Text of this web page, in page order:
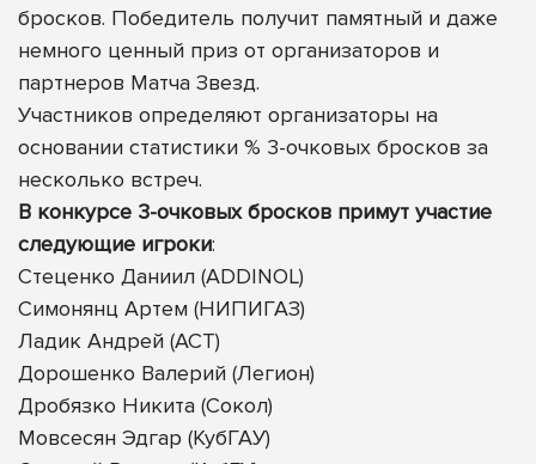
бросков. Победитель получит памятный и даже
немного ценный приз от организаторов и
партнеров Матча Звезд.
Участников определяют организаторы на
основании статистики % 3-очковых бросков за
несколько встреч.
В конкурсе 3-очковых бросков примут участие
следующие игроки:
Стеценко Даниил (ADDINOL)
Симонянц Артем (НИПИГАЗ)
Ладик Андрей (АСТ)
Дорошенко Валерий (Легион)
Дробязко Никита (Сокол)
Мовсесян Эдгар (КубГАУ)